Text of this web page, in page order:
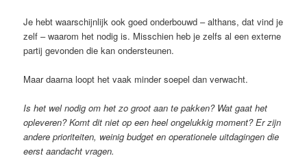
Je hebt waarschijnlijk ook goed onderbouwd – althans, dat vind je
zelf – waarom het nodig is. Misschien heb je zelfs al een externe
partij gevonden die kan ondersteunen.
Maar daarna loopt het vaak minder soepel dan verwacht.
Is het wel nodig om het zo groot aan te pakken? Wat gaat het
opleveren? Komt dit niet op een heel ongelukkig moment? Er zijn
andere prioriteiten, weinig budget en operationele uitdagingen die
eerst aandacht vragen.